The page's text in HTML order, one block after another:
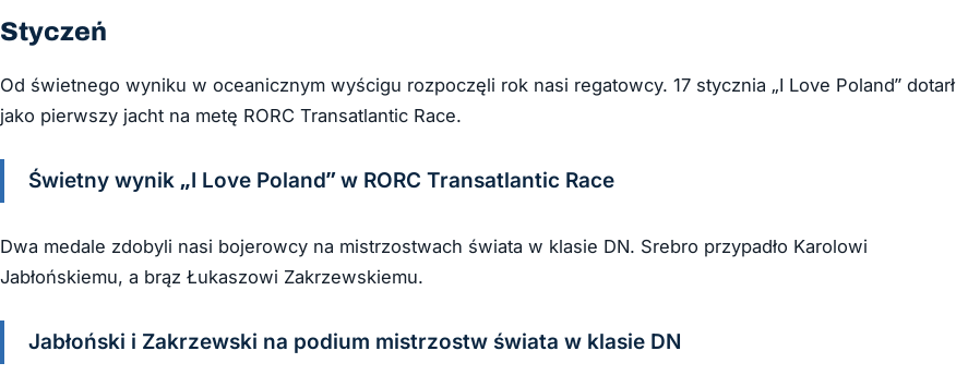
Styczeń
Od świetnego wyniku w oceanicznym wyścigu rozpoczęli rok nasi regatowcy. 17 stycznia „I Love Poland” dotarł
jako pierwszy jacht na metę RORC Transatlantic Race.
Świetny wynik „I Love Poland” w RORC Transatlantic Race
Dwa medale zdobyli nasi bojerowcy na mistrzostwach świata w klasie DN. Srebro przypadło Karolowi
Jabłońskiemu, a brąz Łukaszowi Zakrzewskiemu.
Jabłoński i Zakrzewski na podium mistrzostw świata w klasie DN